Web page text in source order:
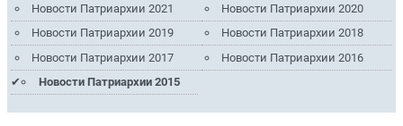
Новости Патриархии 2021
Новости Патриархии 2020
Новости Патриархии 2019
Новости Патриархии 2018
Новости Патриархии 2017
Новости Патриархии 2016
Новости Патриархии 2015